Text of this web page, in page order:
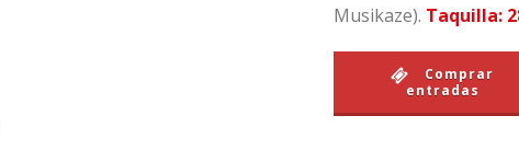
Musikaze). Taquilla:
Comprar
entradas